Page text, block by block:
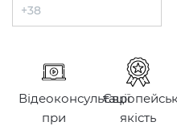
Відеоконсультації
при
якість